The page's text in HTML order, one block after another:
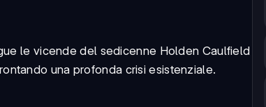
le vicende del sedicenne Holden Caulfield
una profonda crisi esistenziale.